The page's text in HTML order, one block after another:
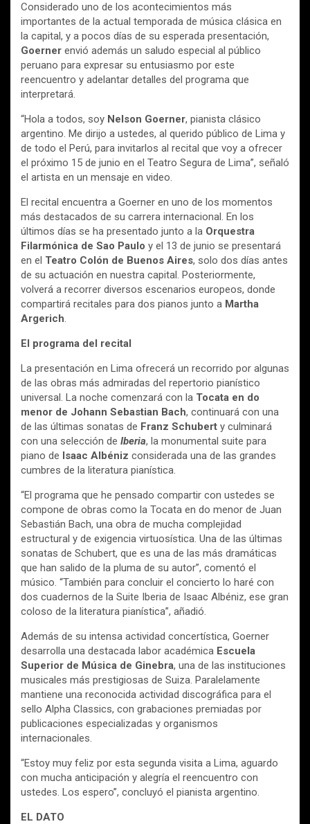
Considerado uno de los acontecimientos más
importantes de la actual temporada de música clásica en
la capital, y a pocos días de su esperada presentación,
Goerner envió además un saludo especial al público
peruano para expresar su entusiasmo por este
reencuentro y adelantar detalles del programa que
interpretará.
“Hola a todos, soy Nelson Goerner, pianista clásico
argentino. Me dirijo a ustedes, al querido público de Lima y
de todo el Perú, para invitarlos al recital que voy a ofrecer
el próximo 15 de junio en el Teatro Segura de Lima”, señaló
el artista en un mensaje en video.
El recital encuentra a Goerner en uno de los momentos
más destacados de su carrera internacional. En los
últimos días se ha presentado junto a la Orquestra
Filarmónica de Sao Paulo y el 13 de junio se presentará
en el Teatro Colón de Buenos Aires, solo dos días antes
de su actuación en nuestra capital. Posteriormente,
volverá a recorrer diversos escenarios europeos, donde
compartirá recitales para dos pianos junto a Martha
Argerich.
El programa del recital
La presentación en Lima ofrecerá un recorrido por algunas
de las obras más admiradas del repertorio pianístico
universal. La noche comenzará con la Tocata en do
menor de Johann Sebastian Bach, continuará con una
de las últimas sonatas de Franz Schubert y culminará
con una selección de Iberia, la monumental suite para
piano de Isaac Albéniz considerada una de las grandes
cumbres de la literatura pianística.
“El programa que he pensado compartir con ustedes se
compone de obras como la Tocata en do menor de Juan
Sebastián Bach, una obra de mucha complejidad
estructural y de exigencia virtuosística. Una de las últimas
sonatas de Schubert, que es una de las más dramáticas
que han salido de la pluma de su autor”, comentó el
músico. “También para concluir el concierto lo haré con
dos cuadernos de la Suite Iberia de Isaac Albéniz, ese gran
coloso de la literatura pianística”, añadió.
Además de su intensa actividad concertística, Goerner
desarrolla una destacada labor académica Escuela
Superior de Música de Ginebra, una de las instituciones
musicales más prestigiosas de Suiza. Paralelamente
mantiene una reconocida actividad discográfica para el
sello Alpha Classics, con grabaciones premiadas por
publicaciones especializadas y organismos
internacionales.
“Estoy muy feliz por esta segunda visita a Lima, aguardo
con mucha anticipación y alegría el reencuentro con
ustedes. Los espero”, concluyó el pianista argentino.
EL DATO